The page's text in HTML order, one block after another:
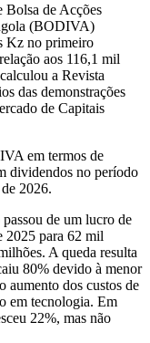
Bolsa de Acções
(BODIVA)
Kz no primeiro
aos 116,1 mil
a Revista
das demonstrações
de Capitais
em termos de
dividendos no período
2026.
de um lucro de
2025 para 62 mil
A queda resulta
80% devido à menor
aumento dos custos de
em tecnologia. Em
22%, mas não